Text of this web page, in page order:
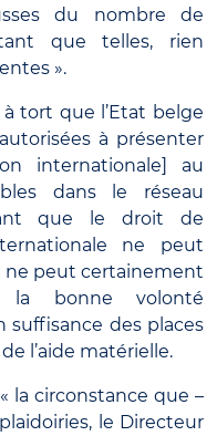
du nombre de
que telles, rien
».
tort que l’Etat belge
à présenter
internationale] au
dans le réseau
que le droit de
ne peut
ne peut certainement
la bonne volonté
des places
l’aide matérielle.
la circonstance que –
le Directeur